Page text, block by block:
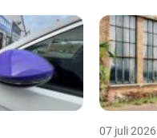
07 juli 2026